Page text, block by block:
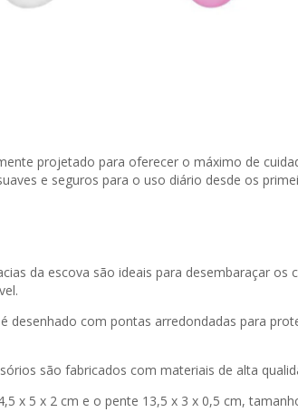
projetado para oferecer o máximo de
e seguros para o uso diário desde os
da escova são ideais para desembaraçar
desenhado com pontas arredondadas para
são fabricados com materiais de alta
x 5 x 2 cm e o pente 13,5 x 3 x 0,5 cm,